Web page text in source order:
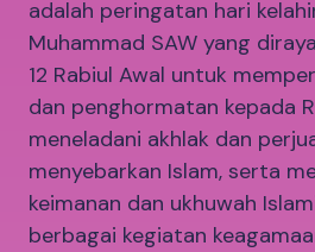
adalah peringatan hari
Muhammad SAW yang
12 Rabiul Awal untuk
dan penghormatan kepada
meneladani akhlak dan
menyebarkan Islam, serta
keimanan dan ukhuwah
berbagai kegiatan